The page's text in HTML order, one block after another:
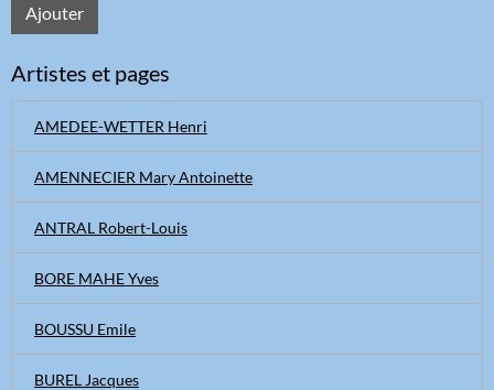
Ajouter
Artistes et pages
AMEDEE-WETTER Henri
AMENNECIER Mary Antoinette
ANTRAL Robert-Louis
BORE MAHE Yves
BOUSSU Emile
BUREL Jacques